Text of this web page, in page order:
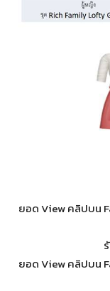
ยอด View คลิปบน
ยอด View คลิปบน